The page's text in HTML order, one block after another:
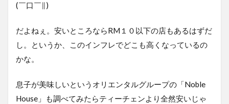
(￣口￣∥)
だよねぇ。安いところならRM１０以下の店もあるはずだ
し。というか、このインフレでどこも高くなっているの
かな。
息子が美味しいというオリエンタルグループの「Noble
House」も調べてみたらティーチェンより全然安いじゃ